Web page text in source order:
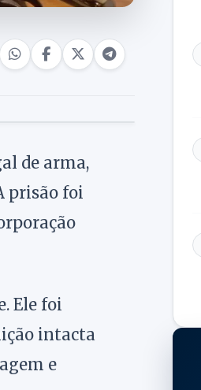
de arma,
prisão foi
Ele foi
intacta
e